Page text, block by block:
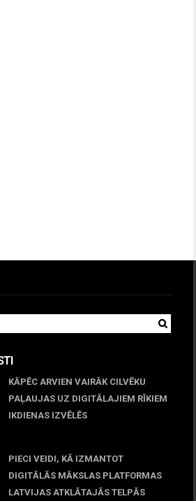
KĀPĒC ARVIEN VAIRĀK CILVĒKU
PAĻAUJAS UZ DIGITĀLAJIEM RĪKIEM
IKDIENAS IZVĒLĒS
PIECI VEIDI, KĀ IZMANTOT
DIGITĀLĀS MĀKSLAS PLATFORMAS
LATVIJAS ATKLĀTAJĀS TELPĀS